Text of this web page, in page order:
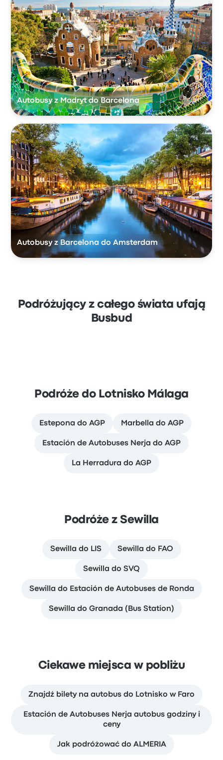
Autobusy z Madryt do Barcelona
Autobusy z Barcelona do Amsterdam
Podróżujący z całego świata ufają
Busbud
Podróże do Lotnisko Málaga
Estepona do AGP Marbella do AGP
Estación de Autobuses Nerja do AGP
La Herradura do AGP
Podróże z Sewilla
Sewilla do LIS Sewilla do FAO
Sewilla do SVQ
Sewilla do Estación de Autobuses de Ronda
Sewilla do Granada (Bus Station)
Ciekawe miejsca w pobliżu
Znajdź bilety na autobus do Lotnisko w Faro
Estación de Autobuses Nerja autobus godziny i
ceny
Jak podróżować do ALMERIA